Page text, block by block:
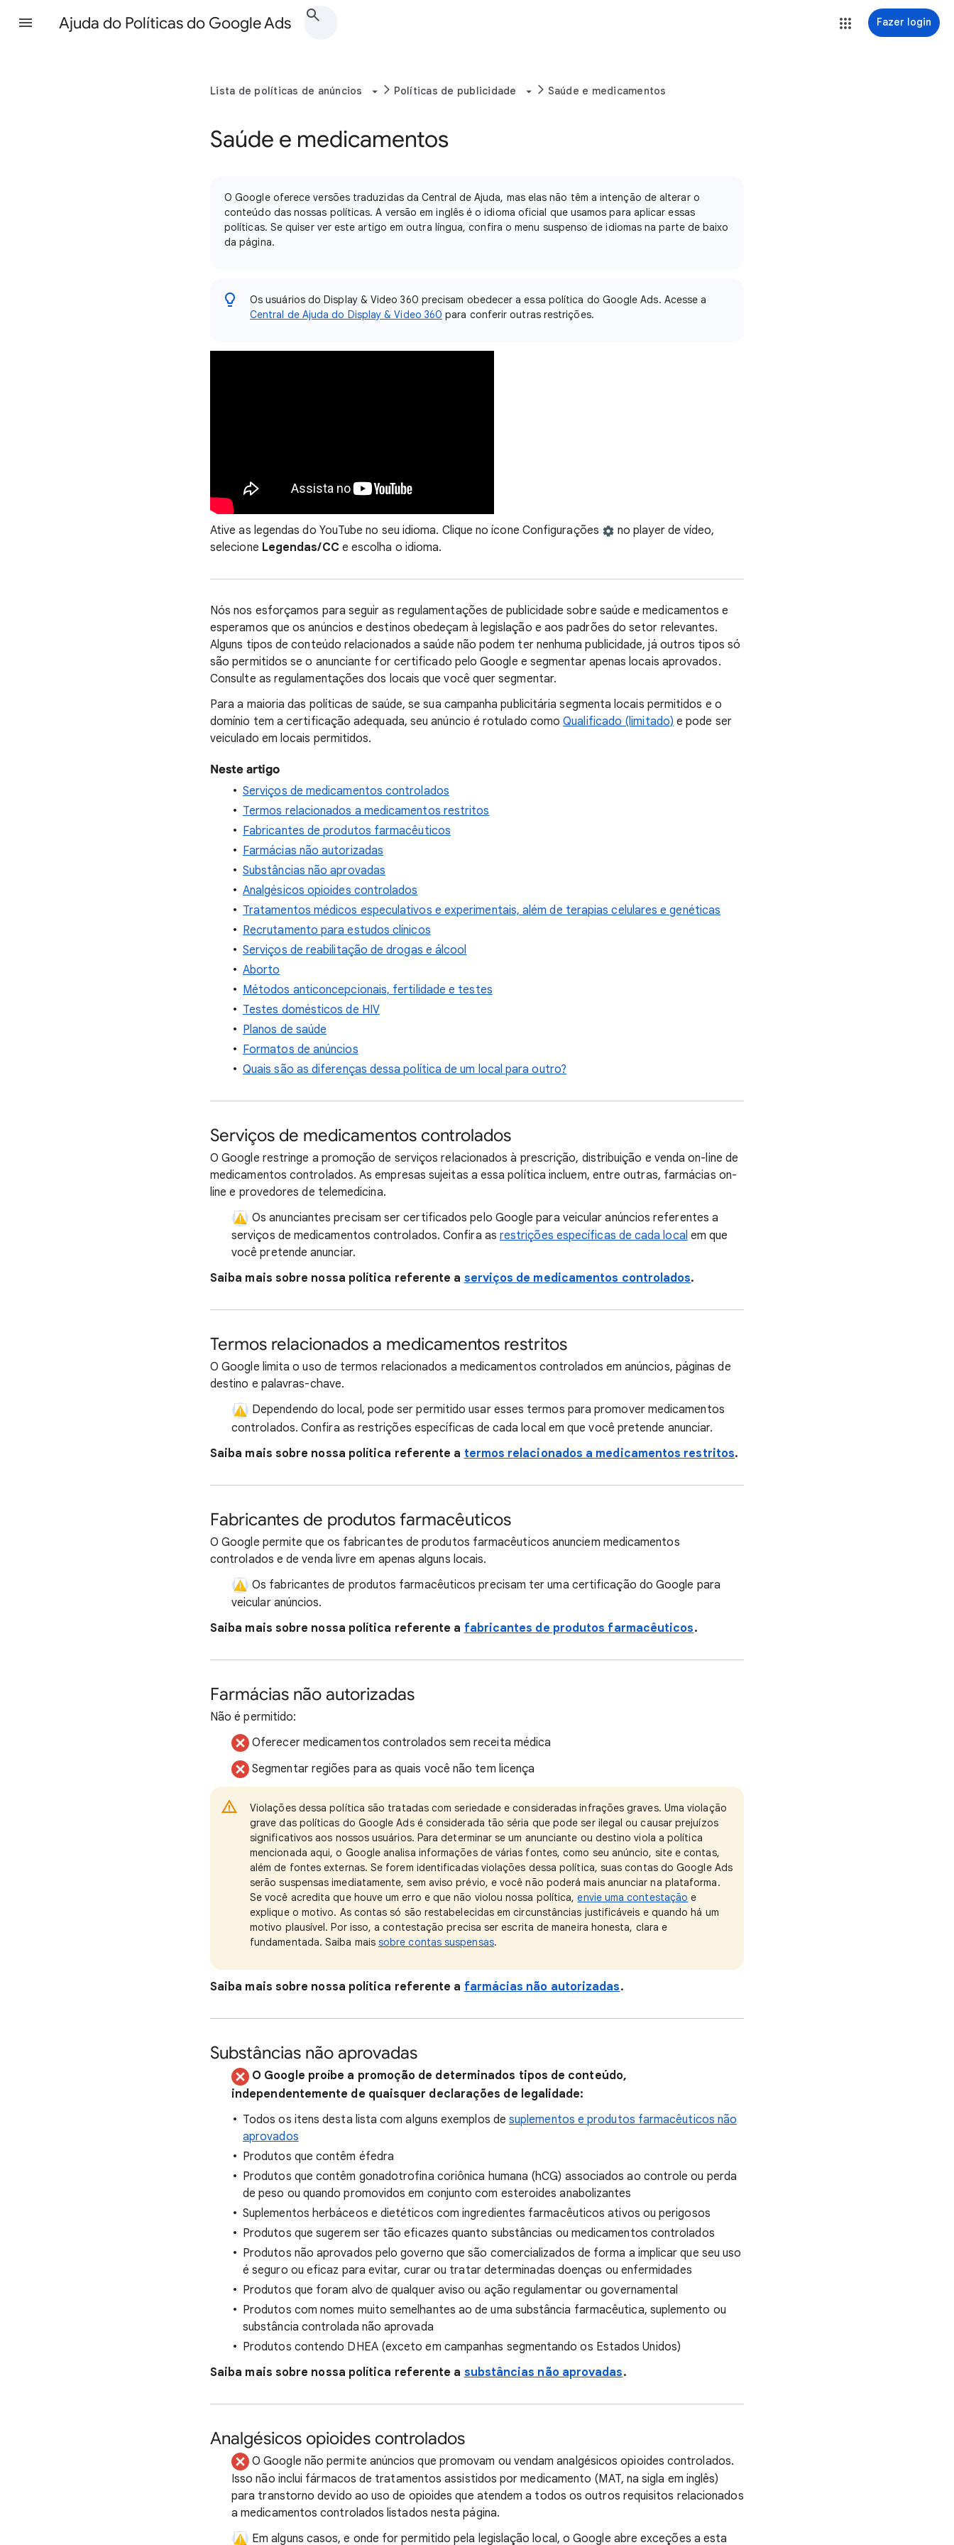
Ajuda do Políticas do Google Ads Fazer login
Lista de políticas de anúncios Políticas de publicidade Saúde e medicamentos
Saúde e medicamentos
O Google oferece versões traduzidas da Central de Ajuda, mas elas não têm a intenção de alterar o
conteúdo das nossas políticas. A versão em inglês é o idioma oficial que usamos para aplicar essas
políticas. Se quiser ver este artigo em outra língua, confira o menu suspenso de idiomas na parte de baixo
da página.
Os usuários do Display & Video 360 precisam obedecer a essa política do Google Ads. Acesse a
Central de Ajuda do Display & Video 360 para conferir outras restrições.
Ative as legendas do YouTube no seu idioma. Clique no ícone Configurações
no player de vídeo,
selecione Legendas/CC e escolha o idioma.
Nós nos esforçamos para seguir as regulamentações de publicidade sobre saúde e medicamentos e
esperamos que os anúncios e destinos obedeçam à legislação e aos padrões do setor relevantes.
Alguns tipos de conteúdo relacionados a saúde não podem ter nenhuma publicidade, já outros tipos só
são permitidos se o anunciante for certificado pelo Google e segmentar apenas locais aprovados.
Consulte as regulamentações dos locais que você quer segmentar.
Para a maioria das políticas de saúde, se sua campanha publicitária segmenta locais permitidos e o
domínio tem a certificação adequada, seu anúncio é rotulado comoQualificado (limitado) e pode ser
veiculado em locais permitidos.
Neste artigo
Serviços de medicamentos controlados
Termos relacionados a medicamentos restritos
Fabricantes de produtos farmacêuticos
Farmácias não autorizadas
Substâncias não aprovadas
Analgésicos opioides controlados
Tratamentos médicos especulativos e experimentais, além de terapias celulares e genéticas
Recrutamento para estudos clínicos
Serviços de reabilitação de drogas e álcool
Aborto
Métodos anticoncepcionais, fertilidade e testes
Testes domésticos de HIV
Planos de saúde
Formatos de anúncios
Quais são as diferenças dessa política de um local para outro?
Serviços de medicamentos controlados
O Google restringe a promoção de serviços relacionados à prescrição, distribuição e venda on-line de
medicamentos controlados. As empresas sujeitas a essa política incluem, entre outras, farmácias on-
line e provedores de telemedicina.
Os anunciantes precisam ser certificados pelo Google para veicular anúncios referentes a
serviços de medicamentos controlados. Confira as restrições específicas de cada local em que
você pretende anunciar.
Saiba mais sobre nossa política referente a serviços de medicamentos controlados.
Termos relacionados a medicamentos restritos
O Google limita o uso de termos relacionados a medicamentos controlados em anúncios, páginas de
destino e palavras-chave.
Dependendo do local, pode ser permitido usar esses termos para promover medicamentos
controlados. Confira as restrições específicas de cada local em que você pretende anunciar.
Saiba mais sobre nossa política referente a termos relacionados a medicamentos restritos.
Fabricantes de produtos farmacêuticos
O Google permite que os fabricantes de produtos farmacêuticos anunciem medicamentos
controlados e de venda livre em apenas alguns locais.
Os fabricantes de produtos farmacêuticos precisam ter uma certificação do Google para
veicular anúncios.
Saiba mais sobre nossa política referente a fabricantes de produtos farmacêuticos.
Farmácias não autorizadas
Não é permitido:
Oferecer medicamentos controlados sem receita médica
Segmentar regiões para as quais você não tem licença
Violações dessa política são tratadas com seriedade e consideradas infrações graves. Uma violação
grave das políticas do Google Ads é considerada tão séria que pode ser ilegal ou causar prejuízos
significativos aos nossos usuários. Para determinar se um anunciante ou destino viola a política
mencionada aqui, o Google analisa informações de várias fontes, como seu anúncio, site e contas,
além de fontes externas. Se forem identificadas violações dessa política, suas contas do Google Ads
serão suspensas imediatamente, sem aviso prévio, e você não poderá mais anunciar na plataforma.
Se você acredita que houve um erro e que não violou nossa política,envie uma contestação e
explique o motivo. As contas só são restabelecidas em circunstâncias justificáveis e quando há um
motivo plausível. Por isso, a contestação precisa ser escrita de maneira honesta, clara e
fundamentada. Saiba maissobre contas suspensas.
Saiba mais sobre nossa política referente a farmácias não autorizadas.
Substâncias não aprovadas
O Google proíbe a promoção de determinados tipos de conteúdo,
independentemente de quaisquer declarações de legalidade:
Todos os itens desta lista com alguns exemplos de suplementos e produtos farmacêuticos não
aprovados
Produtos que contêm éfedra
Produtos que contêm gonadotrofina coriônica humana (hCG) associados ao controle ou perda
de peso ou quando promovidos em conjunto com esteroides anabolizantes
Suplementos herbáceos e dietéticos com ingredientes farmacêuticos ativos ou perigosos
Produtos que sugerem ser tão eficazes quanto substâncias ou medicamentos controlados
Produtos não aprovados pelo governo que são comercializados de forma a implicar que seu uso
é seguro ou eficaz para evitar, curar ou tratar determinadas doenças ou enfermidades
Produtos que foram alvo de qualquer aviso ou ação regulamentar ou governamental
Produtos com nomes muito semelhantes ao de uma substância farmacêutica, suplemento ou
substância controlada não aprovada
Produtos contendo DHEA (exceto em campanhas segmentando os Estados Unidos)
Saiba mais sobre nossa política referente a substâncias não aprovadas.
Analgésicos opioides controlados
O Google não permite anúncios que promovam ou vendam analgésicos opioides controlados.
Isso não inclui fármacos de tratamentos assistidos por medicamento (MAT, na sigla em inglês)
para transtorno devido ao uso de opioides que atendem a todos os outros requisitos relacionados
a medicamentos controlados listados nesta página.
Em alguns casos, e onde for permitido pela legislação local, o Google abre exceções a esta